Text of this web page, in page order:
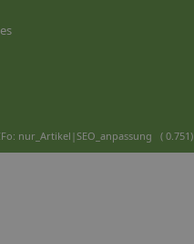
nur_Artikel|SEO_anpassung ( 0.751)